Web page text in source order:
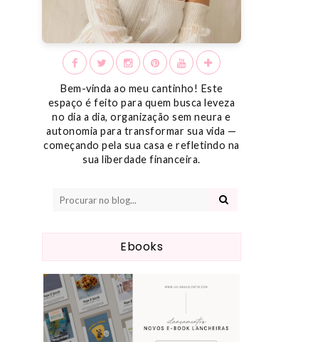
Bem-vinda ao meu cantinho! Este
espaço é feito para quem busca leveza
no dia a dia, organização sem neura e
autonomia para transformar sua vida —
começando pela sua casa e refletindo na
sua liberdade financeira.
Ebooks